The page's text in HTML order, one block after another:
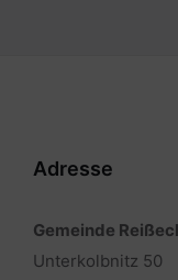
Adresse
Gemeinde
Unterkolbnitz 50